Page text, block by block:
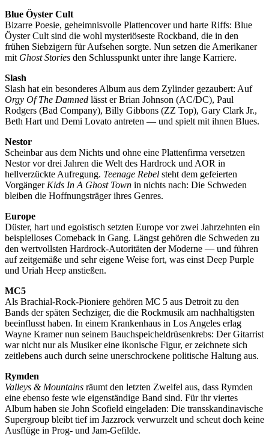
Blue Öyster Cult
Bizarre Poesie, geheimnisvolle Plattencover und harte Riffs: Blue
Öyster Cult sind die wohl mysteriöseste Rockband, die in den
frühen Siebzigern für Aufsehen sorgte. Nun setzen die Amerikaner
mit Ghost Stories den Schlusspunkt unter ihre lange Karriere.
Slash
Slash hat ein besonderes Album aus dem Zylinder gezaubert: Auf
Orgy Of The Damned lässt er Brian Johnson (AC/DC), Paul
Rodgers (Bad Company), Billy Gibbons (ZZ Top), Gary Clark Jr.,
Beth Hart und Demi Lovato antreten — und spielt mit ihnen Blues.
Nestor
Scheinbar aus dem Nichts und ohne eine Plattenfirma versetzen
Nestor vor drei Jahren die Welt des Hardrock und AOR in
hellverzückte Aufregung. Teenage Rebel steht dem gefeierten
Vorgänger Kids In A Ghost Town in nichts nach: Die Schweden
bleiben die Hoffnungsträger ihres Genres.
Europe
Düster, hart und egoistisch setzten Europe vor zwei Jahrzehnten ein
beispielloses Comeback in Gang. Längst gehören die Schweden zu
den wertvollsten Hardrock-Autoritäten der Moderne — und führen
auf zeitgemäße und sehr eigene Weise fort, was einst Deep Purple
und Uriah Heep anstießen.
MC5
Als Brachial-Rock-Pioniere gehören MC 5 aus Detroit zu den
Bands der späten Sechziger, die die Rockmusik am nachhaltigsten
beeinflusst haben. In einem Krankenhaus in Los Angeles erlag
Wayne Kramer nun seinem Bauchspeicheldrüsenkrebs: Der Gitarrist
war nicht nur als Musiker eine ikonische Figur, er zeichnete sich
zeitlebens auch durch seine unerschrockene politische Haltung aus.
Rymden
Valleys & Mountains räumt den letzten Zweifel aus, dass Rymden
eine ebenso feste wie eigenständige Band sind. Für ihr viertes
Album haben sie John Scofield eingeladen: Die transskandinavische
Supergroup bleibt tief im Jazzrock verwurzelt und scheut doch keine
Ausflüge in Prog- und Jam-Gefilde.